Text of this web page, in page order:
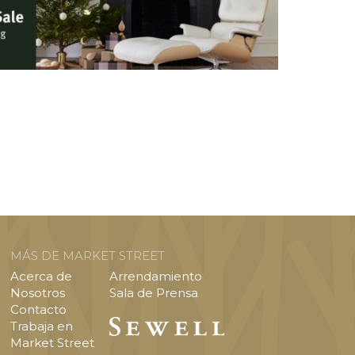
MÁS DE MARKET STREET
Acerca de
Nosotros
Contacto
Trabaja en
Market Street
Arrendamiento
Sala de Prensa